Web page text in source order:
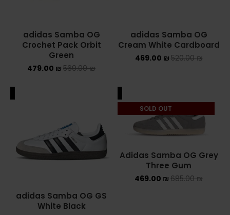
adidas Samba OG
Cream White Cardboard
520.00₪
469.00 ₪
adidas Samba OG
Crochet Pack Orbit
Green
569.00₪
479.00 ₪
SOLD OUT
Adidas Samba OG Grey
Three Gum
685.00₪
469.00 ₪
adidas Samba OG GS
White Black